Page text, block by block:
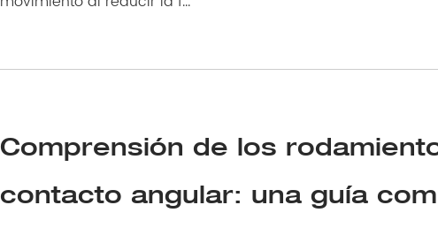
Comprensión de los
contacto angular: una guía